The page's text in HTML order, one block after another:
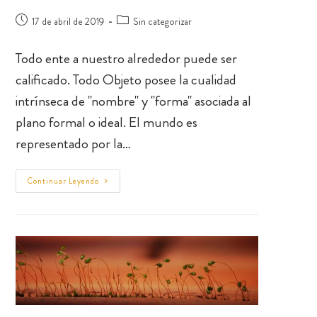
17 de abril de 2019 Sin categorizar
Todo ente a nuestro alrededor puede ser
calificado. Todo Objeto posee la cualidad
intrínseca de "nombre" y "forma" asociada al
plano formal o ideal. El mundo es
representado por la…
Continuar Leyendo